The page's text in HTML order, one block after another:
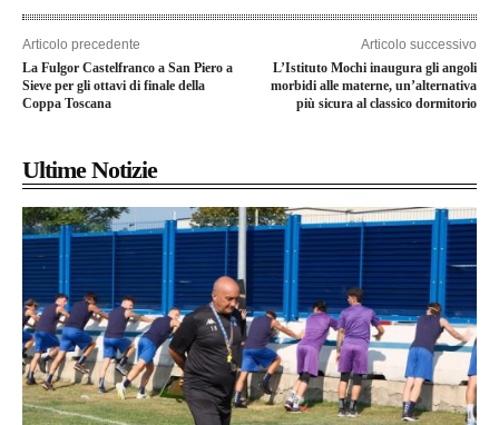
Articolo precedente
La Fulgor Castelfranco a San Piero a
Sieve per gli ottavi di finale della
Coppa Toscana
Articolo successivo
L’Istituto Mochi inaugura gli angoli
morbidi alle materne, un’alternativa
più sicura al classico dormitorio
Ultime Notizie